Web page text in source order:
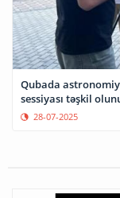
Qubada
sessiyası təşkil
28-07-2025